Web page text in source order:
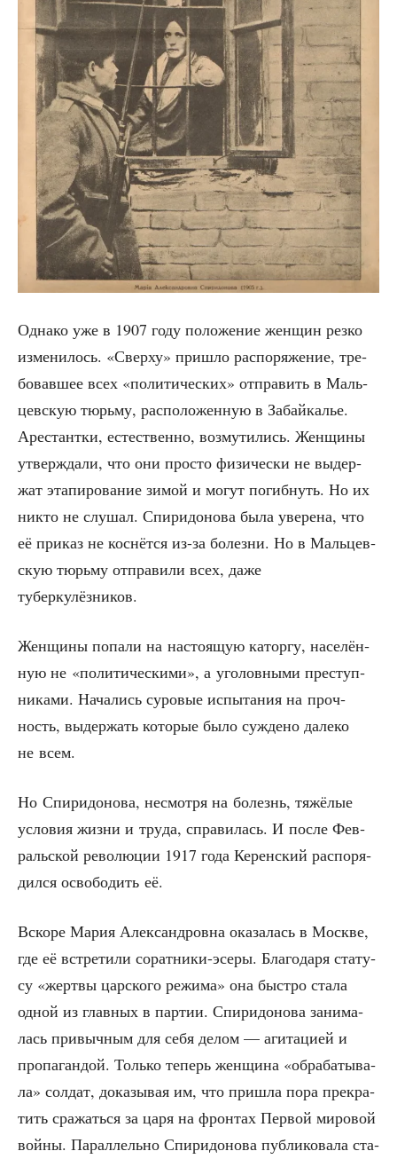
Одна­ко уже в 1907 году поло­же­ние жен­щин рез­ко
изме­ни­лось. «Свер­ху» при­шло рас­по­ря­же­ние, тре­
бо­вав­шее всех «поли­ти­че­ских» отпра­вить в Маль­
цев­скую тюрь­му, рас­по­ло­жен­ную в Забай­ка­лье.
Аре­стант­ки, есте­ствен­но, воз­му­ти­лись. Жен­щи­ны
утвер­жда­ли, что они про­сто физи­че­ски не выдер­
жат эта­пи­ро­ва­ние зимой и могут погиб­нуть. Но их
никто не слу­шал. Спи­ри­до­но­ва была уве­ре­на, что
её при­каз не кос­нёт­ся из-за болез­ни. Но в Маль­цев­
скую тюрь­му отпра­ви­ли всех, даже
туберкулёзников.
Жен­щи­ны попа­ли на насто­я­щую катор­гу, насе­лён­
ную не «поли­ти­че­ски­ми», а уго­лов­ны­ми пре­ступ­
ни­ка­ми. Нача­лись суро­вые испы­та­ния на проч­
ность, выдер­жать кото­рые было суж­де­но дале­ко
не всем.
Но Спи­ри­до­но­ва, несмот­ря на болезнь, тяжё­лые
усло­вия жиз­ни и тру­да, спра­ви­лась. И после Фев­
раль­ской рево­лю­ции 1917 года Керен­ский рас­по­ря­
дил­ся осво­бо­дить её.
Вско­ре Мария Алек­сан­дров­на ока­за­лась в Москве,
где её встре­ти­ли сорат­ни­ки-эсе­ры. Бла­го­да­ря ста­ту­
су «жерт­вы цар­ско­го режи­ма» она быст­ро ста­ла
одной из глав­ных в пар­тии. Спи­ри­до­но­ва зани­ма­
лась при­выч­ным для себя делом — аги­та­ци­ей и
про­па­ган­дой. Толь­ко теперь жен­щи­на «обра­ба­ты­ва­
ла» сол­дат, дока­зы­вая им, что при­шла пора пре­кра­
тить сра­жать­ся за царя на фрон­тах Пер­вой миро­вой
вой­ны. Парал­лель­но Спи­ри­до­но­ва пуб­ли­ко­ва­ла ста­